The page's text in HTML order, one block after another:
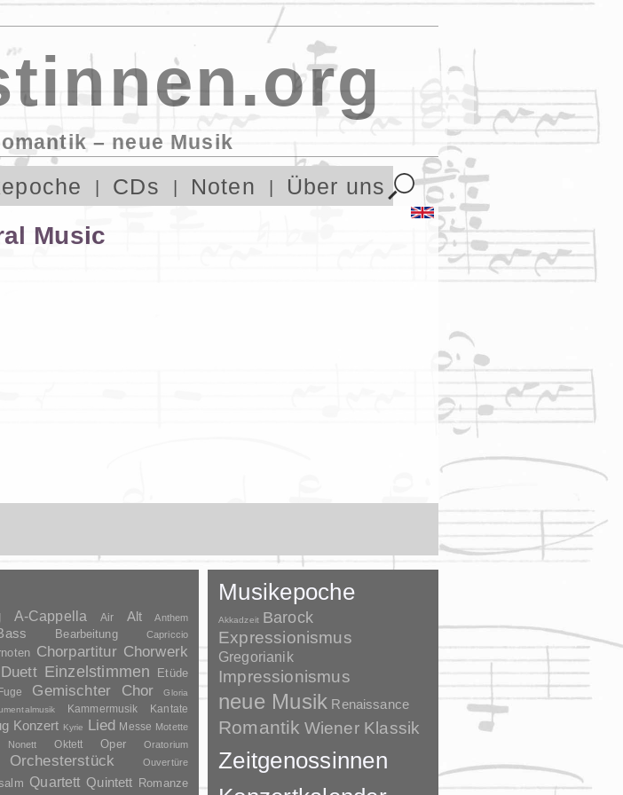
– neue Musik
CDs Noten Über uns
Music
A-Cappella Air Alt Anthem
Bearbeitung Capriccio
Chorpartitur Chorwerk
Duett Einzelstimmen Etüde
Gemischter Chor Gloria
Kammermusik Kantate
Konzert Kyrie Lied Messe Motette
Nonett Oktett Oper Oratorium
Orchesterstück Ouvertüre
Quartett Quintett Romanze
Musikepoche
Akkadzeit Barock
Expressionismus
Gregorianik
Impressionismus
neue Musik Renaissance
Romantik Wiener Klassik
Zeitgenossinnen